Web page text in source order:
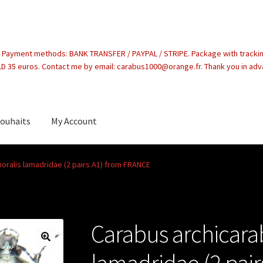
methods: BANK TRANSFER / PAYPAL / STRIPE. Package with
35 euros. Contact me by email: carabus1000@orange.fr. Thank you in
My Account
lamadridae (2 pairs A1) from FRANCE
Carabus